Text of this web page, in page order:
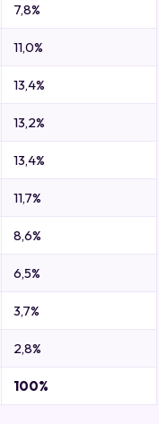
7,8%
11,0%
13,4%
13,2%
13,4%
11,7%
8,6%
6,5%
3,7%
2,8%
100%